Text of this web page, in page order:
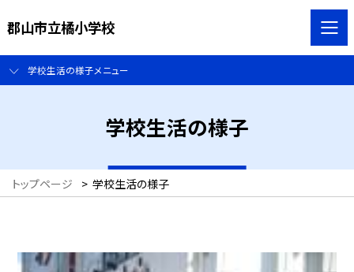
郡山市立橘小学校
学校生活の様子メニュー
学校生活の様子
トップページ > 学校生活の様子